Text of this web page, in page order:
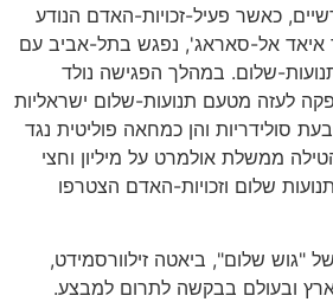
כאשר פעיל-זכויות-האדם הנודע
איאד אל-סאראג', נפגש בתל-אביב עם
שלום. במהלך הפגישה נולד
לעזה מטעם תנועות-שלום ישראליות
סולידריות והן כמחאה פוליטית נגד
ממשלת אולמרט על מיליון וחצי
תושבי עזה. יותר מ-30 תנועות שלום וזכויות-האדם הצטרפו
"גוש שלום", ביאטה זילוורסמידט,
ובעולם בבקשה לתרום למבצע.